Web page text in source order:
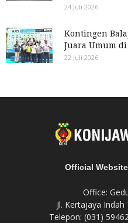
24 Juli 2026
Kontingen
Juara Umum
22 Juli 2026
Official
Office:
Jl. Kertajaya
Telepon: (031)